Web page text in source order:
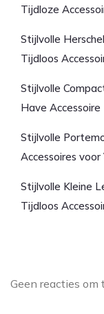
Tijdloze
Stijlvolle
Tijdloos
Stijlvolle
Have Accessoire
Stijlvolle
Accessoires voor
Stijlvolle Kleine
Tijdloos
Geen reacties om